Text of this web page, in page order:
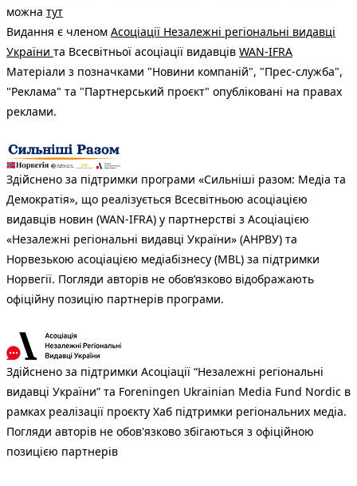
можна тут
Видання є членом Асоціації Незалежні регіональні видавці
України та Всесвітньої асоціації видавців WAN-IFRA
Матеріали з позначками "Новини компаній", "Прес-служба",
"Реклама" та "Партнерський проєкт" опубліковані на правах
реклами.
Здійснено за підтримки програми «Сильніші разом: Медіа та
Демократія», що реалізується Всесвітньою асоціацією
видавців новин (WAN-IFRA) у партнерстві з Асоціацією
«Незалежні регіональні видавці України» (АНРВУ) та
Норвезькою асоціацією медіабізнесу (MBL) за підтримки
Норвегії. Погляди авторів не обов’язково відображають
офіційну позицію партнерів програми.
Здійснено за підтримки Асоціації “Незалежні регіональні
видавці України” та Foreningen Ukrainian Media Fund Nordic в
рамках реалізації проєкту Хаб підтримки регіональних медіа.
Погляди авторів не обов'язково збігаються з офіційною
позицією партнерів